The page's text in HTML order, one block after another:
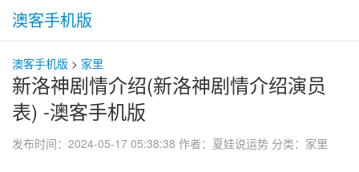
澳客手机版
澳客手机版 > 家里
新洛神剧情介绍(新洛神剧情介绍演员
表) -澳客手机版
发布时间：2024-05-17 05:38:38 作者：夏娃说运势 分类： 家里